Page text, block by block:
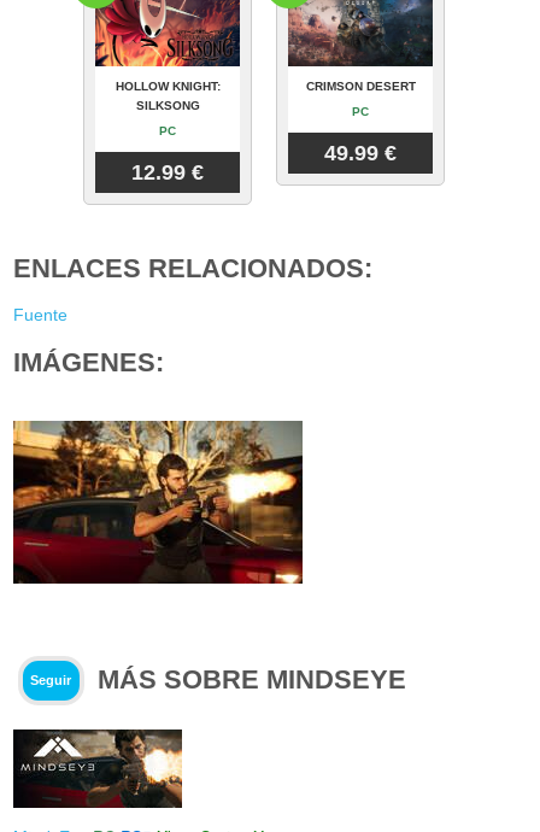
HOLLOW KNIGHT:
SILKSONG
PC
12.99 €
CRIMSON DESERT
PC
49.99 €
ENLACES RELACIONADOS:
Fuente
IMÁGENES:
Seguir MÁS SOBRE MINDSEYE